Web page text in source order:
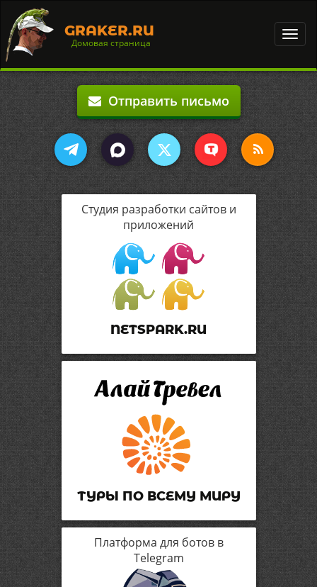
GRAKER.RU
Домовая страница
Отправить письмо
Студия разработки сайтов и
приложений
NETSPARK.RU
ТУРЫ ПО ВСЕМУ МИРУ
Платформа для ботов в
Telegram